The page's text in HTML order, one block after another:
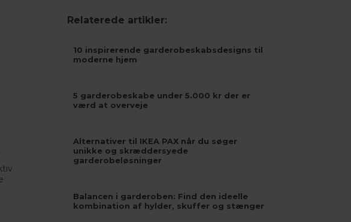
Relaterede artikler:
10 inspirerende garderobeskabsdesigns til
moderne hjem
5 garderobeskabe under 5.000 kr der er
værd at overveje
Alternativer til IKEA PAX når du søger
unikke og skræddersyede
garderobeløsninger
Balancen i garderoben: Find den ideelle
kombination af hylder, skuffer og stænger